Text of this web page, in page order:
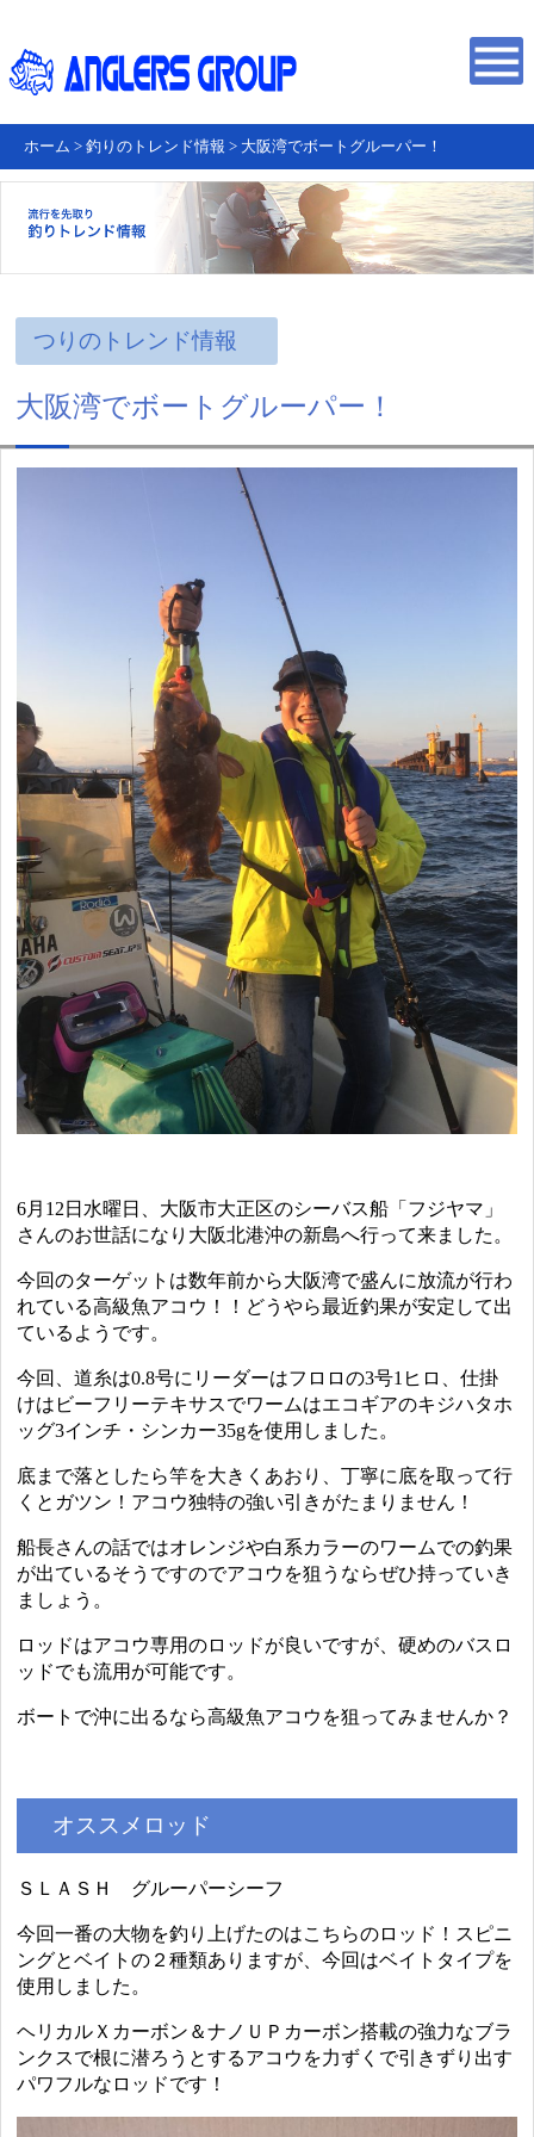
ホーム > 釣りのトレンド情報 > 大阪湾でボートグルーパー！
つりのトレンド情報
大阪湾でボートグルーパー！
6月12日水曜日、大阪市大正区のシーバス船「フジヤマ」
さんのお世話になり大阪北港沖の新島へ行って来ました。
今回のターゲットは数年前から大阪湾で盛んに放流が行わ
れている高級魚アコウ！！どうやら最近釣果が安定して出
ているようです。
今回、道糸は0.8号にリーダーはフロロの3号1ヒロ、仕掛
けはビーフリーテキサスでワームはエコギアのキジハタホ
ッグ3インチ・シンカー35gを使用しました。
底まで落としたら竿を大きくあおり、丁寧に底を取って行
くとガツン！アコウ独特の強い引きがたまりません！
船長さんの話ではオレンジや白系カラーのワームでの釣果
が出ているそうですのでアコウを狙うならぜひ持っていき
ましょう。
ロッドはアコウ専用のロッドが良いですが、硬めのバスロ
ッドでも流用が可能です。
ボートで沖に出るなら高級魚アコウを狙ってみませんか？
オススメロッド
ＳＬＡＳＨ グルーパーシーフ
今回一番の大物を釣り上げたのはこちらのロッド！スピニ
ングとベイトの２種類ありますが、今回はベイトタイプを
使用しました。
ヘリカルＸカーボン＆ナノＵＰカーボン搭載の強力なブラ
ンクスで根に潜ろうとするアコウを力ずくで引きずり出す
パワフルなロッドです！